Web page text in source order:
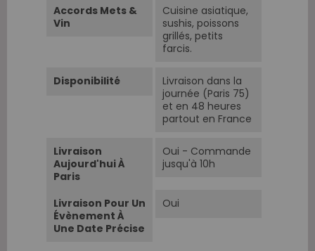
Accords Mets &
Vin
Cuisine asiatique,
sushis, poissons
grillés, petits
farcis.
Disponibilité
Livraison dans la
journée (Paris 75)
et en 48 heures
partout en France
Livraison
Aujourd'hui À
Paris
Oui - Commande
jusqu'à 10h
Livraison Pour Un
Évènement À
Une Date Précise
Oui